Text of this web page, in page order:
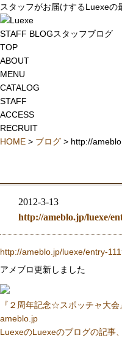
スタッフがお届けするLuexeの
STAFF BLOGスタッフブログ
TOP
ABOUT
MENU
CATALOG
STAFF
ACCESS
RECRUIT
HOME > ブログ > http://
2012-3-13
http://ameblo.jp/luexe/
http://ameblo.jp/luexe/entry-
アメブロ更新しました
『２周年記念☆スポッチャ大会
ameblo.jp
LuexeのLuexeのブログの記事